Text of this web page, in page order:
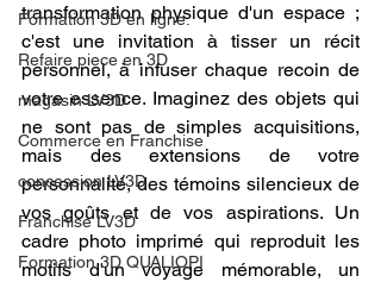
Formation 3D en ligne.
Refaire piece en 3D
magasin LV3D
Commerce en Franchise
concession LV3D
Franchise LV3D
Formation 3D QUALIOPI
transformation physique d'un espace ;
c'est une invitation à tisser un récit
personnel, à infuser chaque recoin de
votre essence. Imaginez des objets qui
ne sont pas de simples acquisitions,
mais des extensions de votre
personnalité, des témoins silencieux de
vos goûts et de vos aspirations. Un
cadre photo imprimé qui reproduit les
motifs d'un voyage mémorable, un